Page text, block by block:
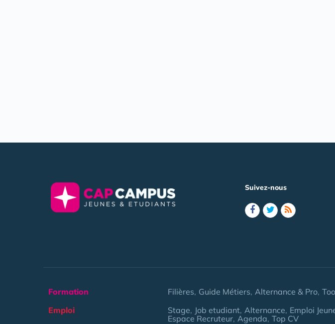
Suivez-nous
Formation Filières Guide Métiers Alternance & Pro
Emploi
Stage Job etudiant Alternance Emploi
Espace Recruteur Agenda Top CV